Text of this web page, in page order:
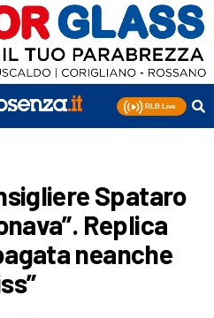
Spataro
Replica
neanche